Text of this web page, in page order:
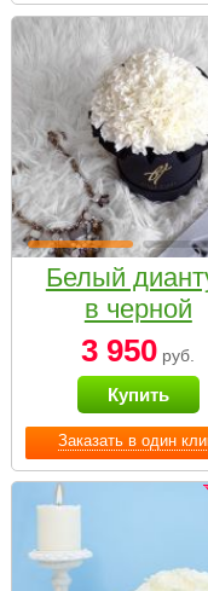
Заказать в один
Белый
в черной
коробке Small
3 950 руб.
Купить